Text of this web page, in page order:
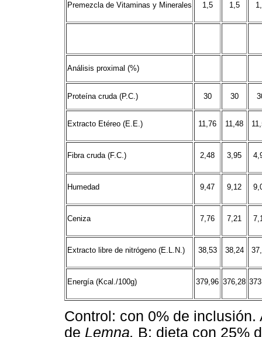
Premezcla de Vitaminas y Minerales 1,5 1,5
Análisis proximal (%)
Proteína cruda (P.C.) 30 30
Extracto Etéreo (E.E.) 11,76 11,48
Fibra cruda (F.C.) 2,48 3,95
Humedad 9,47 9,12
Ceniza 7,76 7,21
Extracto libre de nitrógeno (E.L.N.) 38,53 38,24
Energía (Kcal./100g) 379,96 376,28
Control: con 0% de
de Lemna. B: dieta con 25%